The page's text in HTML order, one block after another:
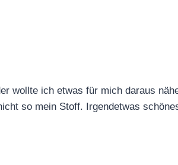
wollte ich etwas für mich daraus
so mein Stoff. Irgendetwas